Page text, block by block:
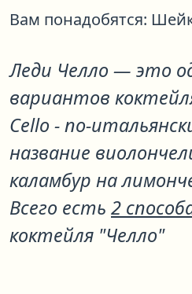
Вам понадобятся:
Леди Челло — это
вариантов
Cello - по-
название
каламбур на
Всего есть 2
коктейля "Челло"